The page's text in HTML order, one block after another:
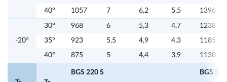
40° 1057 7 6,2 5,5 1396
-20°
30° 968 6 5,3 4,7 1238
35° 923 5,5 4,9 4,3 1185
40° 875 5 4,4 3,9 1130
BGS 220 S BGS